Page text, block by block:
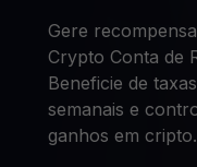
Gere
Crypto Conta de
Beneficie de
semanais e
ganhos em cripto.